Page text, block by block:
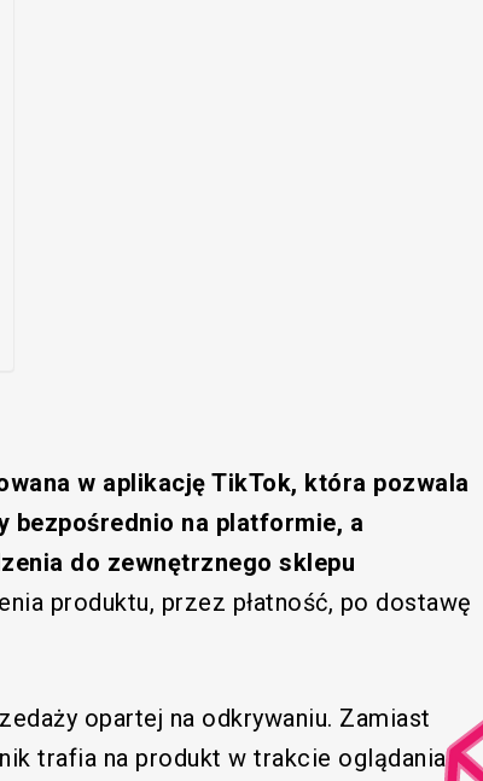
w aplikację TikTok, która pozwala
bezpośrednio na platformie, a
do zewnętrznego sklepu
produktu, przez płatność, po dostawę
opartej na odkrywaniu. Zamiast
trafia na produkt w trakcie oglądania